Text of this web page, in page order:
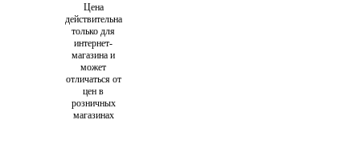
Цена
действительна
только для
интернет-
магазина и
может
отличаться от
цен в
розничных
магазинах